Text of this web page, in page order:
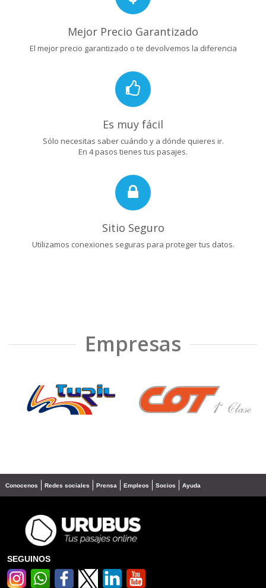
Mejor Precio Garantizado
El mejor precio garantizado o te devolvemos la diferencia
Es muy fácil
Sólo necesitas saber cuándo y a dónde quieres ir.
En 4 pasos tienes tus pasajes.
Sitio Seguro
Utilizamos conexiones seguras para proteger tus datos.
Empresas
❮ ❯
Conocenos Redes sociales Prensa Empleos Socios Ayuda
SEGUINOS